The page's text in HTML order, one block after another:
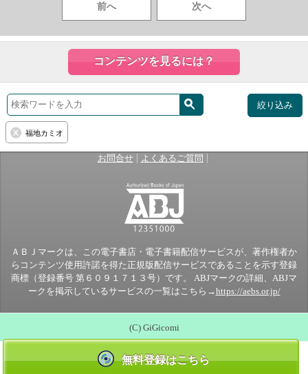
前へ 次へ
コンテンツを見るには？
絞り込み
福地カミオ
お問合せ| よくあるご質問 |
ＡＢＪマークは、この電子書店・電子書籍配信サービスが、著作権者か
らコンテンツ使用許諾を得た正規版配信サービスであることを示す登録
商標（登録番号 第６０９１７１３号）です。 ABJマークの詳細、ABJマ
ークを掲示しているサービスの一覧はこちら→https://aebs.or.jp/
(C) GiGicomi
無料登録はこちら